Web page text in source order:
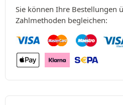
Sie können Ihre Bestellungen
Zahlmethoden begleichen: